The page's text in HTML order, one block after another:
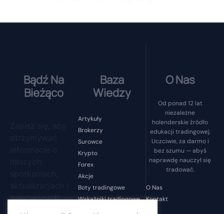
Bądź Na
Bieżąco
najnowszych
Baza
Wiedzy
Artykuły
Brokerzy
Surowce
Krypto
Forex
Akcje
Boty tradingowe
Wskaźniki tradingowe
O Nas
Od ponad 12 lat
niezależne
holenderskie źródło
edukacji tradingowej.
Uczciwie, za darmo i
bez szumu — abyś
naprawdę nauczył się
tradować.
O Nas
Kontakt